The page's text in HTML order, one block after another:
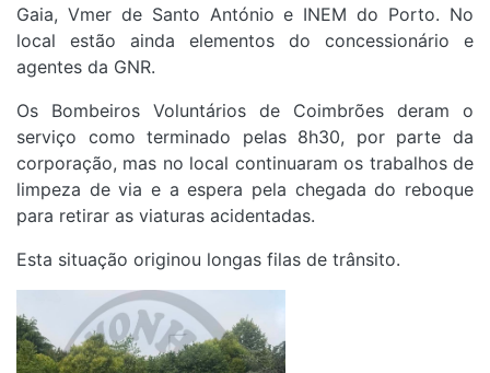
Gaia, Vmer de Santo António e INEM do Porto. No
local estão ainda elementos do concessionário e
agentes da GNR.
Os Bombeiros Voluntários de Coimbrões deram o
serviço como terminado pelas 8h30, por parte da
corporação, mas no local continuaram os trabalhos de
limpeza de via e a espera pela chegada do reboque
para retirar as viaturas acidentadas.
Esta situação originou longas filas de trânsito.